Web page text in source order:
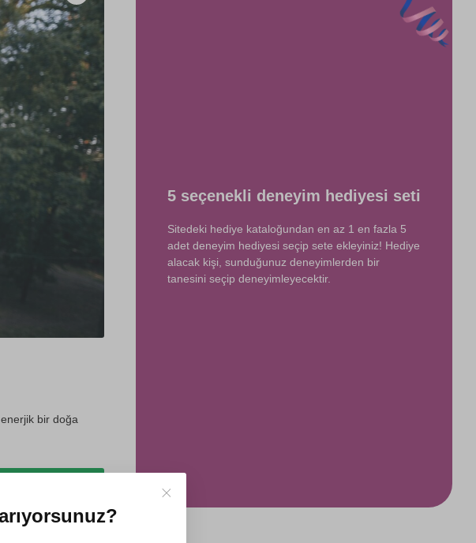
bir doğa
5 seçenekli deneyim hediyesi seti
Sitedeki hediye kataloğundan en az 1 en fazla 5
adet deneyim hediyesi seçip sete ekleyiniz! Hediye
alacak kişi, sunduğunuz deneyimlerden bir
tanesini seçip deneyimleyecektir.